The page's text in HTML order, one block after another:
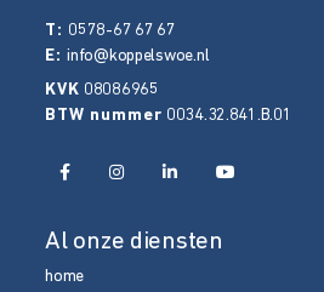
T: 0578-67 67 67
E:info@koppelswoe.nl
KVK 08086965
BTW nummer 0034.32.841.B.01
Al onze diensten
home